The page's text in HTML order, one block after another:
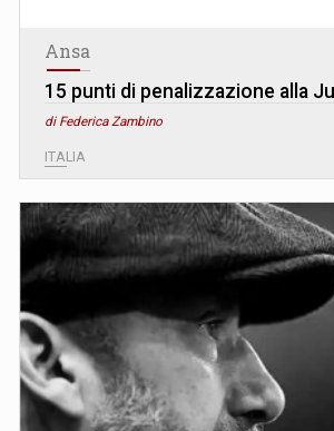
Ansa
15 punti di penalizzazione alla
di Federica Zambino
ITALIA